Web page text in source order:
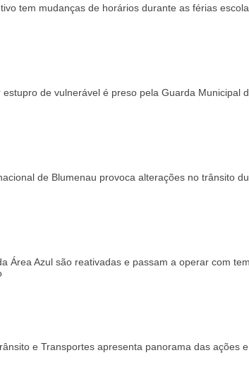
tem mudanças de horários durante as férias
de vulnerável é preso pela Guarda Municipal
de Blumenau provoca alterações no trânsito
Área Azul são reativadas e passam a operar com
e Transportes apresenta panorama das ações